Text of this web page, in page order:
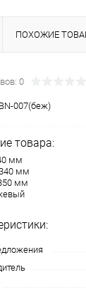
ПОХОЖИЕ
0
BN-007(беж)
товара:
мм
мм
мм